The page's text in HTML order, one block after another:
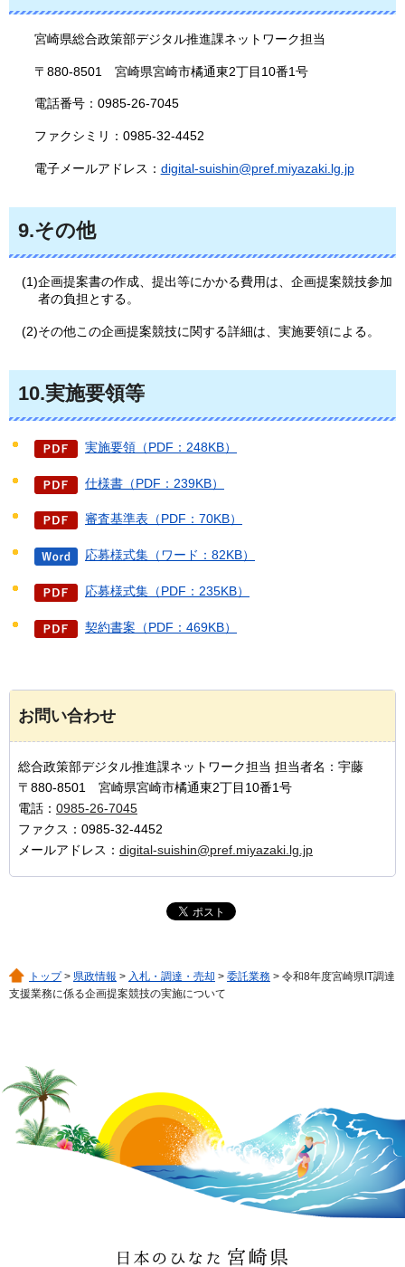
宮崎県総合政策部デジタル推進課ネットワーク担当
〒880-8501 宮崎県宮崎市橘通東2丁目10番1号
電話番号：0985-26-7045
ファクシミリ：0985-32-4452
電子メールアドレス： digital-suishin@pref.miyazaki.lg.jp
9.その他
(1)企画提案書の作成、提出等にかかる費用は、企画提案競技参加
者の負担とする。
(2)その他この企画提案競技に関する詳細は、実施要領による。
10.実施要領等
実施要領（PDF：248KB）
仕様書（PDF：239KB）
審査基準表（PDF：70KB）
応募様式集（ワード：82KB）
応募様式集（PDF：235KB）
契約書案（PDF：469KB）
お問い合わせ
総合政策部デジタル推進課ネットワーク担当 担当者名：宇藤
〒880-8501 宮崎県宮崎市橘通東2丁目10番1号
電話： 0985-26-7045
ファクス：0985-32-4452
メールアドレス： digital-suishin@pref.miyazaki.lg.jp
トップ> 県政情報 > 入札・調達・売却 > 委託業務 > 令和8年度宮崎県IT調達
支援業務に係る企画提案競技の実施について
日本のひなた 宮崎県